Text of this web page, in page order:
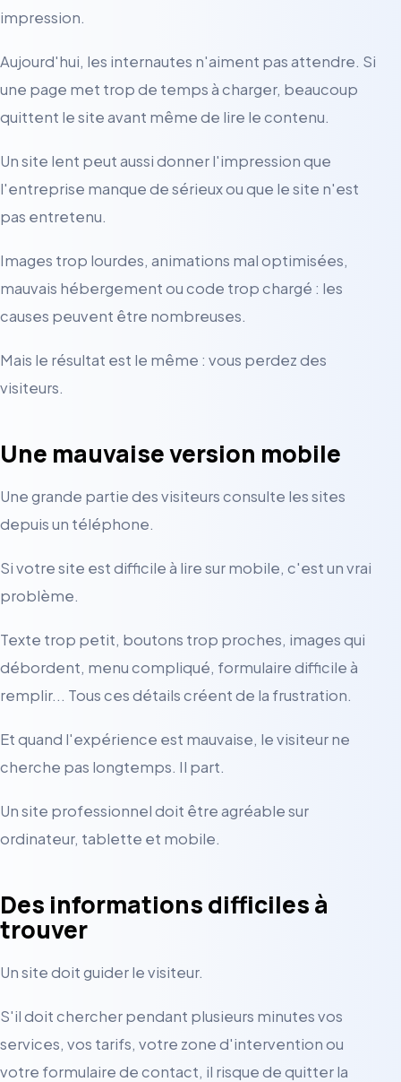
impression.
Aujourd'hui, les internautes n'aiment pas attendre. Si
une page met trop de temps à charger, beaucoup
quittent le site avant même de lire le contenu.
Un site lent peut aussi donner l'impression que
l'entreprise manque de sérieux ou que le site n'est
pas entretenu.
Images trop lourdes, animations mal optimisées,
mauvais hébergement ou code trop chargé : les
causes peuvent être nombreuses.
Mais le résultat est le même : vous perdez des
visiteurs.
Une mauvaise version mobile
Une grande partie des visiteurs consulte les sites
depuis un téléphone.
Si votre site est difficile à lire sur mobile, c'est un vrai
problème.
Texte trop petit, boutons trop proches, images qui
débordent, menu compliqué, formulaire difficile à
remplir... Tous ces détails créent de la frustration.
Et quand l'expérience est mauvaise, le visiteur ne
cherche pas longtemps. Il part.
Un site professionnel doit être agréable sur
ordinateur, tablette et mobile.
Des informations difficiles à
trouver
Un site doit guider le visiteur.
S'il doit chercher pendant plusieurs minutes vos
services, vos tarifs, votre zone d'intervention ou
votre formulaire de contact, il risque de quitter la